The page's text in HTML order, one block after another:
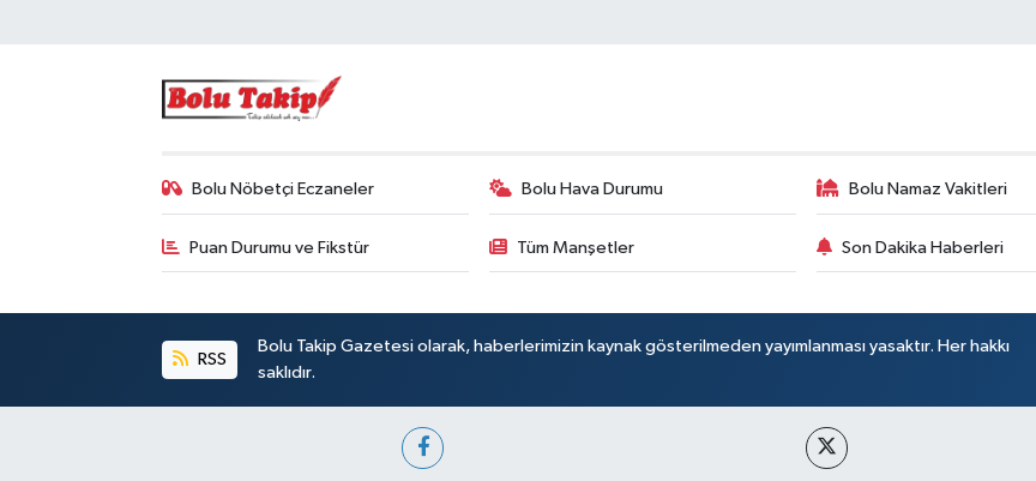
Bolu Nöbetçi Eczaneler Bolu Hava Durumu Bolu Namaz Vakitleri
Puan Durumu ve Fikstür Tüm Manşetler Son Dakika Haberleri
RSS
Bolu Takip Gazetesi olarak, haberlerimizin kaynak gösterilmeden yayımlanması yasaktır. Her hakkı
saklıdır.